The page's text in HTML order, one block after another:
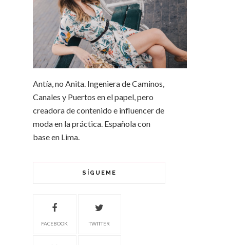
Antía, no Anita. Ingeniera de Caminos,
Canales y Puertos en el papel, pero
creadora de contenido e influencer de
moda en la práctica. Española con
base en Lima.
SÍGUEME
FACEBOOK TWITTER